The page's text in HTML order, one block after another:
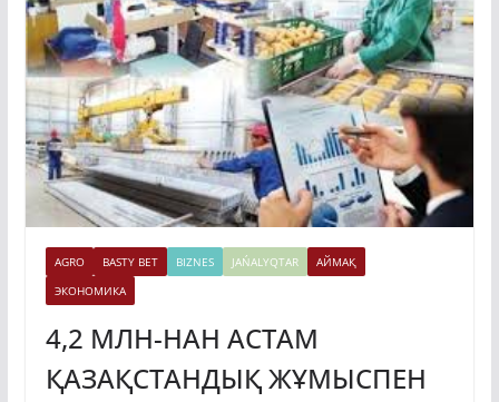
AGRO BASTY BET BIZNES JAŃALYQTAR
АЙМАҚ
ЭКОНОМИКА
4,2 МЛН-НАН АСТАМ
ҚАЗАҚСТАНДЫҚ ЖҰМЫСПЕН